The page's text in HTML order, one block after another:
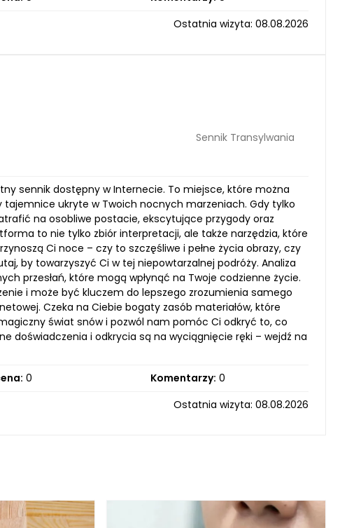
Ostatnia wizyta: 08.08.2026
Sennik Transylwania
sennik dostępny w Internecie. To miejsce, które można
ukryte w Twoich nocnych marzeniach. Gdy tylko
na osobliwe postacie, ekscytujące przygody oraz
to nie tylko zbiór interpretacji, ale także narzędzia, które
Ci noce – czy to szczęśliwe i pełne życia obrazy, czy
by towarzyszyć Ci w tej niepowtarzalnej podróży. Analiza
przesłań, które mogą wpłynąć na Twoje codzienne życie.
i może być kluczem do lepszego zrozumienia samego
Czeka na Ciebie bogaty zasób materiałów, które
świat snów i pozwól nam pomóc Ci odkryć to, co
doświadczenia i odkrycia są na wyciągnięcie ręki – wejdź na
0 Komentarzy: 0
Ostatnia wizyta: 08.08.2026